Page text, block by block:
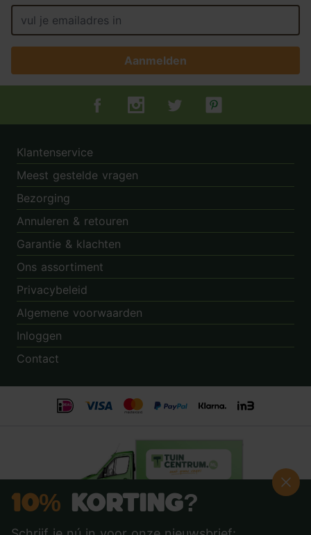
Aanmelden
Tuincentrum.nl op Facebook
Tuincentrum.nl op Instagram
Tuincentrum.nl op Twitter
Tuincentrum.nl op
Klantenservice
Meest gestelde vragen
Bezorging
Annuleren & retouren
Garantie & klachten
Ons assortiment
Privacybeleid
Algemene voorwaarden
Inloggen
Contact
10% Korting?